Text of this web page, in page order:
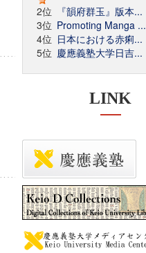
2位
『韻府群玉』版本...
3位 Promoting Manga ...
4位 日本における赤痢...
5位 慶應義塾大学日吉...
LINK